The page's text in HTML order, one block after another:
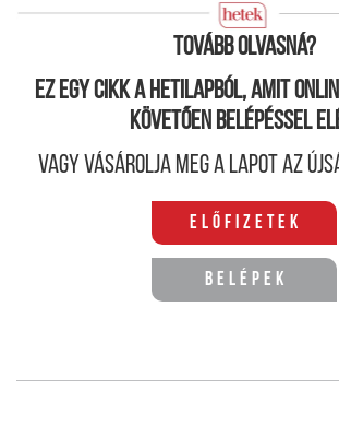
Tovább olvasná?
Ez egy cikk a hetilapból, amit
követően belépéssel
Vagy vásárolja meg a lapot az
Előfizetek
Belépek